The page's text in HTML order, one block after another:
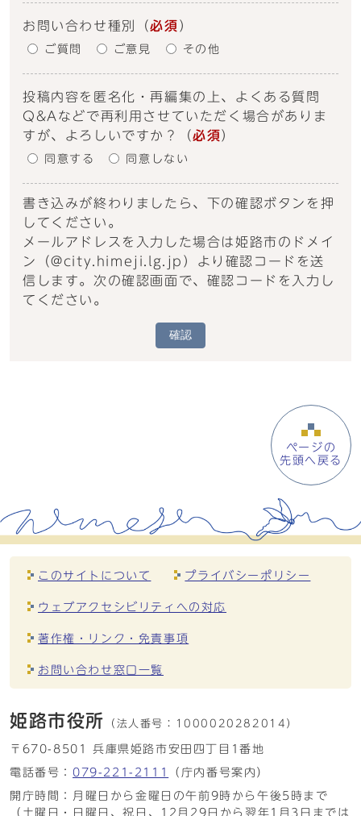
お問い合わせ種別 （必須 ）
ご質問 ご意見 その他
投稿内容を匿名化・再編集の上、よくある質問
Q&Aなどで再利用させていただく場合がありま
すが、よろしいですか？
（必須 ）
同意する 同意しない
書き込みが終わりましたら、下の確認ボタンを押
してください。
メールアドレスを入力した場合は姫路市のドメイ
ン（@city.himeji.lg.jp）より確認コードを送
信します。次の確認画面で、確認コードを入力し
てください。
確認
ページの
先頭へ戻る
このサイトについて プライバシーポリシー
ウェブアクセシビリティへの対応
著作権・リンク・免責事項
お問い合わせ窓口一覧
姫路市役所 （法人番号： 1000020282014）
〒670-8501 兵庫県姫路市安田四丁目1番地
電話番号： 079-221-2111
（庁内番号案内）
開庁時間：月曜日から金曜日の午前9時から午後5時まで
（土曜日・日曜日、祝日、12月29日から翌年1月3日までは